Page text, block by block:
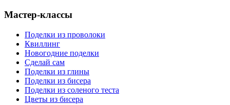
Мастер-классы
Поделки из проволоки
Квиллинг
Новогодние поделки
Сделай сам
Поделки из глины
Поделки из бисера
Поделки из соленого теста
Цветы из бисера